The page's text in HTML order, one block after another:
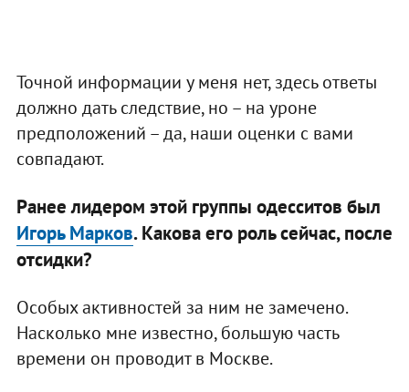
Точной информации у меня нет, здесь ответы
должно дать следствие, но – на уроне
предположений – да, наши оценки с вами
совпадают.
Ранее лидером этой группы одесситов был
Игорь Марков. Какова его роль сейчас, после
отсидки?
Особых активностей за ним не замечено.
Насколько мне известно, большую часть
времени он проводит в Москве.